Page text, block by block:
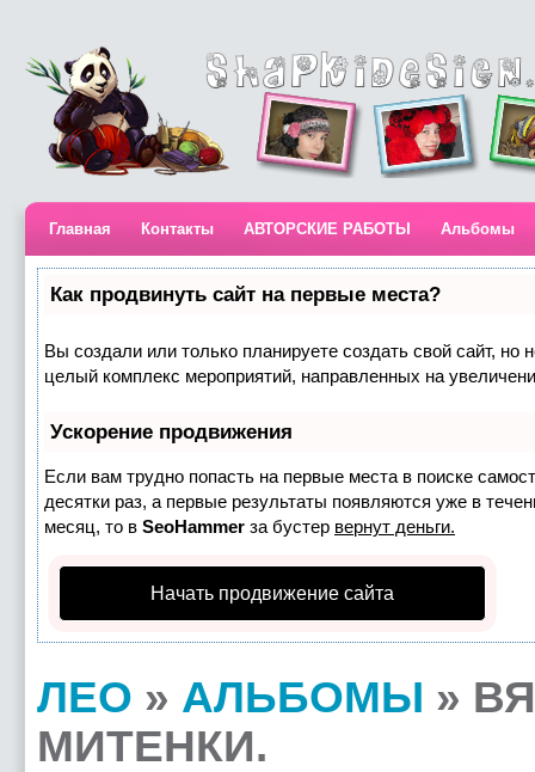
Главная Контакты АВТОРСКИЕ РАБОТЫ Альбомы
Как продвинуть сайт на первые места?
Вы создали или только планируете создать свой сайт, но
целый комплекс мероприятий, направленных на
Ускорение продвижения
Если вам трудно попасть на первые места в поиске
десятки раз, а первые результаты появляются уже в
месяц, то в SeoHammer за бустер вернут деньги.
Начать продвижение сайта
ЛЕО » АЛЬБОМЫ »
МИТЕНКИ.